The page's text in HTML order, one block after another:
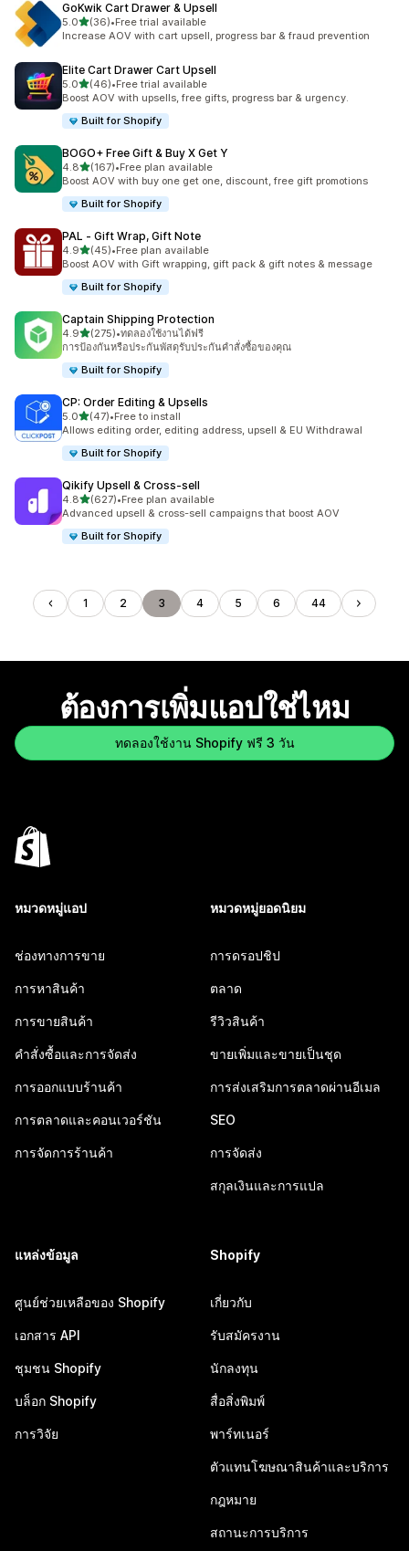
GoKwik Cart Drawer & Upsell
5.0เต็ม 5 ดาว
(36)
ทั้งหมด 36 รีวิว
•Free trial available
Increase AOV with cart upsell, progress bar & fraud prevention
Elite Cart Drawer Cart Upsell
5.0เต็ม 5 ดาว
(46)
ทั้งหมด 46 รีวิว
•Free trial available
Boost AOV with upsells, free gifts, progress bar & urgency.
Built for Shopify
BOGO+ Free Gift & Buy X Get Y
4.8เต็ม 5 ดาว
(167)
ทั้งหมด 167 รีวิว
•Free plan available
Boost AOV with buy one get one, discount, free gift promotions
Built for Shopify
PAL ‑ Gift Wrap, Gift Note
4.9เต็ม 5 ดาว
(45)
ทั้งหมด 45 รีวิว
•Free plan available
Boost AOV with Gift wrapping, gift pack & gift notes & message
Built for Shopify
Captain Shipping Protection
4.9เต็ม 5 ดาว
(275)
ทั้งหมด 275 รีวิว
•ทดลองใช้งานได้ฟรี
การป้องกันหรือประกันพัสดุรับประกันคำสั่งซื้อของคุณ
Built for Shopify
CP: Order Editing & Upsells
5.0เต็ม 5 ดาว
(47)
ทั้งหมด 47 รีวิว
•Free to install
Allows editing order, editing address, upsell & EU Withdrawal
Built for Shopify
Qikify Upsell & Cross‑sell
4.8เต็ม 5 ดาว
(627)
ทั้งหมด 627 รีวิว
•Free plan available
Advanced upsell & cross-sell campaigns that boost AOV
Built for Shopify
1 2 3 4 5 6 44
ต้องการเพิ่มแอปใช่ไหม
ทดลองใช้งาน Shopify ฟรี 3 วัน
หมวดหมู่แอป
ช่องทางการขาย
การหาสินค้า
การขายสินค้า
คำสั่งซื้อและการจัดส่ง
การออกแบบร้านค้า
การตลาดและคอนเวอร์ชัน
การจัดการร้านค้า
หมวดหมู่ยอดนิยม
การดรอปชิป
ตลาด
รีวิวสินค้า
ขายเพิ่มและขายเป็นชุด
การส่งเสริมการตลาดผ่านอีเมล
SEO
การจัดส่ง
สกุลเงินและการแปล
แหล่งข้อมูล
ศูนย์ช่วยเหลือของ Shopify
เอกสาร API
ชุมชน Shopify
บล็อก Shopify
การวิจัย
Shopify
เกี่ยวกับ
รับสมัครงาน
นักลงทุน
สื่อสิ่งพิมพ์
พาร์ทเนอร์
ตัวแทนโฆษณาสินค้าและบริการ
กฎหมาย
สถานะการบริการ